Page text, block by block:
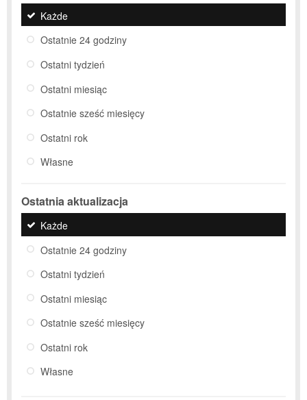
Każde
Ostatnie 24 godziny
Ostatni tydzień
Ostatni miesiąc
Ostatnie sześć miesięcy
Ostatni rok
Własne
Ostatnia aktualizacja
Każde
Ostatnie 24 godziny
Ostatni tydzień
Ostatni miesiąc
Ostatnie sześć miesięcy
Ostatni rok
Własne